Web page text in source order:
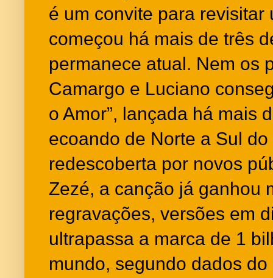
é um convite para revisitar
começou há mais de três
permanece atual. Nem os
Camargo e Luciano
o Amor”, lançada há mais
ecoando de Norte a Sul
redescoberta por novos
Zezé, a canção já ganhou
regravações, versões em
ultrapassa a marca de 1
mundo, segundo dados do